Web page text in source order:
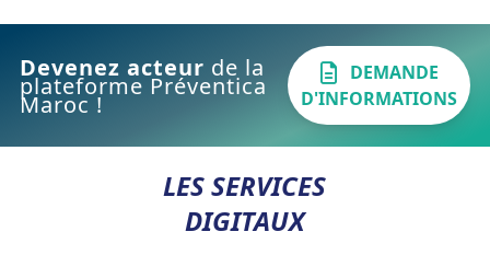
Devenez acteur de la
plateforme Préventica
Maroc !
DEMANDE
D'INFORMATIONS
LES SERVICES
DIGITAUX